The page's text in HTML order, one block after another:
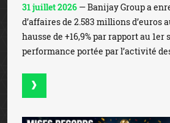
31 juillet 2026 — Banijay Group a
d’affaires de 2.583 millions d’euros
hausse de +16,9% par rapport au 1er
performance portée par l’activité